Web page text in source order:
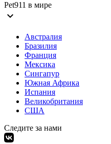
Pet911 в мире
expand_more
Австралия
Бразилия
Франция
Мексика
Сингапур
Южная Африка
Испания
Великобритания
США
Следите за нами